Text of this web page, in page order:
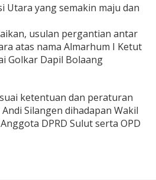
Utara yang semakin maju dan
usulan pergantian antar
atas nama Almarhum I Ketut
Golkar Dapil Bolaang
ketentuan dan peraturan
Silangen dihadapan Wakil
DPRD Sulut serta OPD